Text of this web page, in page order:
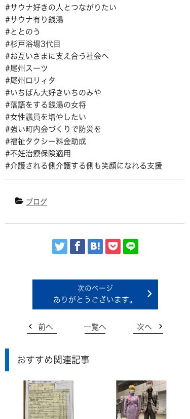
#サウナ好きの人とつながりたい
#サウナ有り銭湯
#ととのう
#杉戸浴場3代目
#お互いさまに支え合う社会へ
#尾州スーツ
#尾州ロリィタ
#いちばん大好きいちのみや
#落語をする銭湯の女将
#女性議員を増やしたい
#強い町内会づくりで防災を
#福祉タクシー料金助成
#不妊治療保険適用
#介護される側介護する側も笑顔になれる支援
ブログ
ありがとうございます。
前へ 一覧へ 次へ
おすすめ関連記事